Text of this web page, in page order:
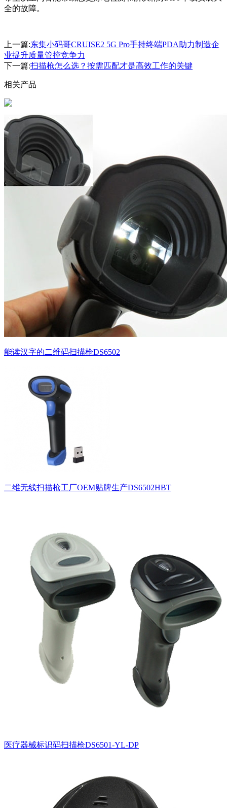
全的故障。
上一篇:东集小码哥CRUISE2 5G Pro手持终端PDA助力制造企
业提升质量管控竞争力
下一篇:扫描枪怎么选？按需匹配才是高效工作的关键
相关产品
能读汉字的二维码扫描枪DS6502
二维无线扫描枪工厂OEM贴牌生产DS6502HBT
医疗器械标识码扫描枪DS6501-YL-DP